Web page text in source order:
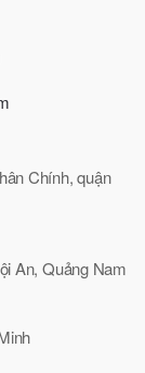
Chính, quận
An, Quảng Nam